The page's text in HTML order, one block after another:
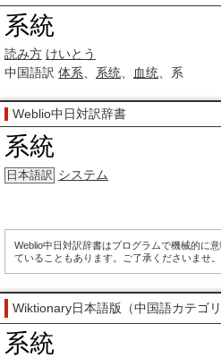
系統
読み方 けいとう
中国語訳 体系 系统 血统 、系
Weblio中日対訳辞書
系統
日本語訳 システム
Weblio中日対訳辞書はプログラムで機械的に
ていることもあります。ご了承くださいませ。
Wiktionary日本語版（中国語カテゴリ
系統